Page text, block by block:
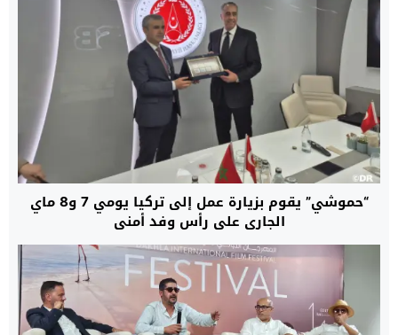
“حموشي” يقوم بزيارة عمل إلى تركيا يومي 7 و8 ماي
الجاري على رأس وفد أمني